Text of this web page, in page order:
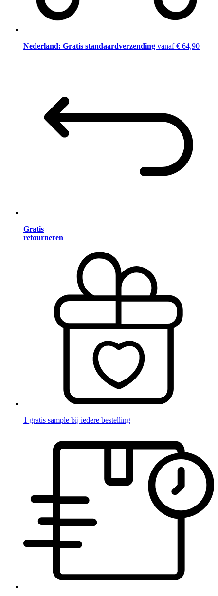
Nederland: Gratis standaardverzending vanaf € 64,90
Gratis
retourneren
1 gratis sample bij iedere bestelling